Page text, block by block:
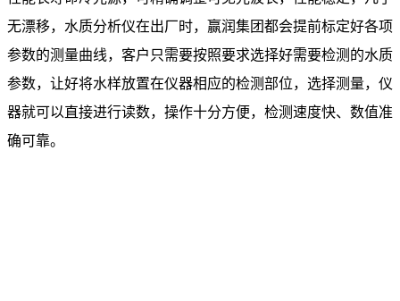
无漂移，水质分析仪在出厂时，赢润集团都会提前标定好各项
参数的测量曲线，客户只需要按照要求选择好需要检测的水质
参数，让好将水样放置在仪器相应的检测部位，选择测量，仪
器就可以直接进行读数，操作十分方便，检测速度快、数值准
确可靠。